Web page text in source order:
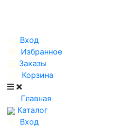
Вход
Избранное
Заказы
Корзина
Главная
Каталог
Вход